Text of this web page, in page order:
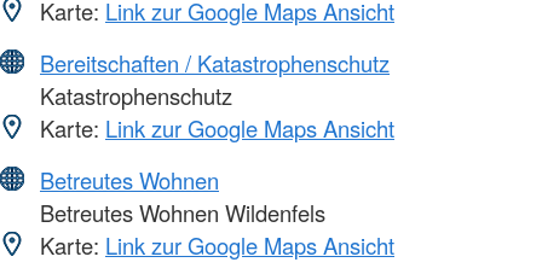
Karte: Link zur Google Maps Ansicht
Bereitschaften / Katastrophenschutz
Katastrophenschutz
Karte: Link zur Google Maps Ansicht
Betreutes Wohnen
Betreutes Wohnen Wildenfels
Karte: Link zur Google Maps Ansicht